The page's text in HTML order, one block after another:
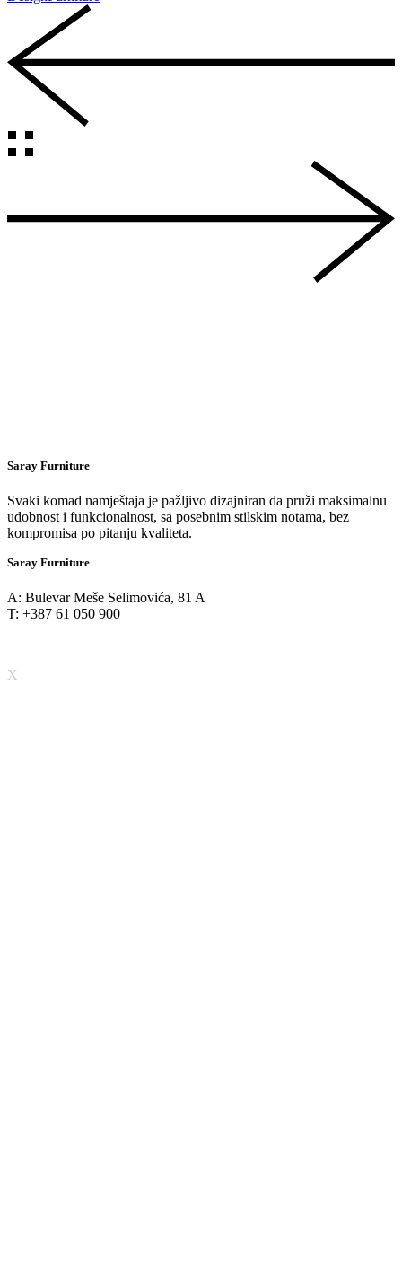
Saray Furniture
Svaki komad namještaja je pažljivo dizajniran da pruži maksimalnu
udobnost i funkcionalnost, sa posebnim stilskim notama, bez
kompromisa po pitanju kvaliteta.
Saray Furniture
A: Bulevar Meše Selimovića, 81 A
T: +387 61 050 900
X